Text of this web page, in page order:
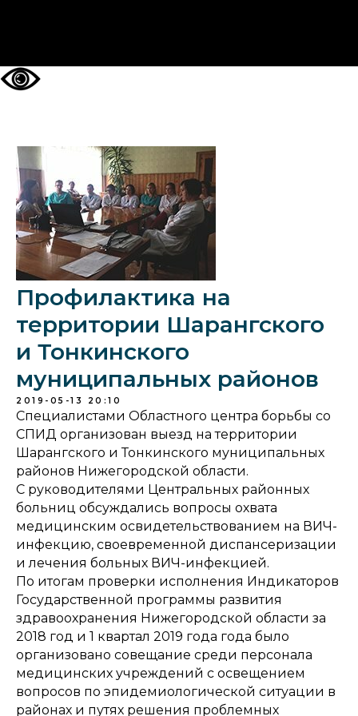
Профилактика на
территории Шарангского
и Тонкинского
муниципальных районов
2019-05-13 20:10
Специалистами Областного центра борьбы со
СПИД организован выезд на территории
Шарангского и Тонкинского муниципальных
районов Нижегородской области.
С руководителями Центральных районных
больниц обсуждались вопросы охвата
медицинским освидетельствованием на ВИЧ-
инфекцию, своевременной диспансеризации
и лечения больных ВИЧ-инфекцией.
По итогам проверки исполнения Индикаторов
Государственной программы развития
здравоохранения Нижегородской области за
2018 год и 1 квартал 2019 года года было
организовано совещание среди персонала
медицинских учреждений с освещением
вопросов по эпидемиологической ситуации в
районах и путях решения проблемных